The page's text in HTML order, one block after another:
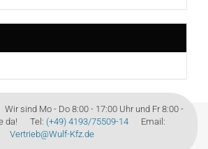
sind Mo - Do 8:00 - 17:00 Uhr und Fr 8:00 -
da! Tel: (+49) 4193/75509-14Email:
Vertrieb@Wulf-Kfz.de